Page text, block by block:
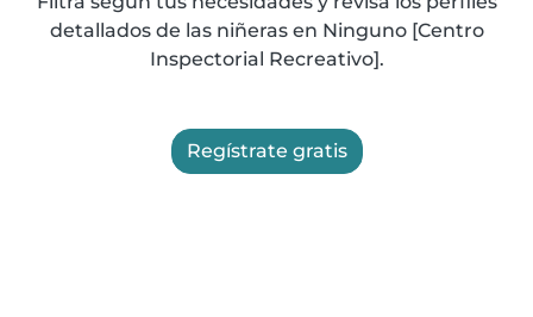
detallados de las niñeras en Ninguno [Centro
Inspectorial Recreativo].
Regístrate gratis